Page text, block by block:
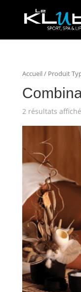
Accueil/ Produit
2 résultats